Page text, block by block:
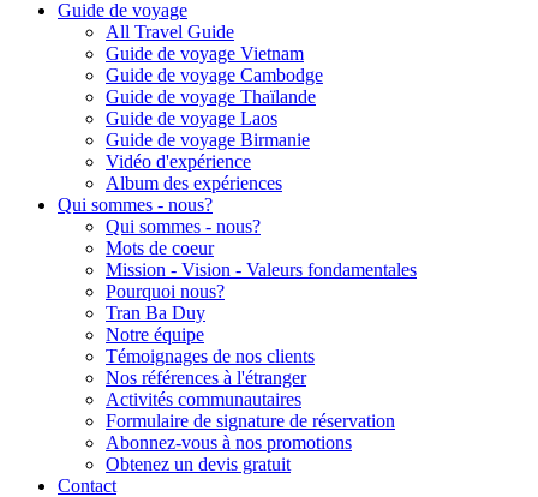
Guide de voyage
All Travel Guide
Guide de voyage Vietnam
Guide de voyage Cambodge
Guide de voyage Thaïlande
Guide de voyage Laos
Guide de voyage Birmanie
Vidéo d'expérience
Album des expériences
Qui sommes - nous?
Qui sommes - nous?
Mots de coeur
Mission - Vision - Valeurs fondamentales
Pourquoi nous?
Tran Ba Duy
Notre équipe
Témoignages de nos clients
Nos références à l'étranger
Activités communautaires
Formulaire de signature de réservation
Abonnez-vous à nos promotions
Obtenez un devis gratuit
Contact